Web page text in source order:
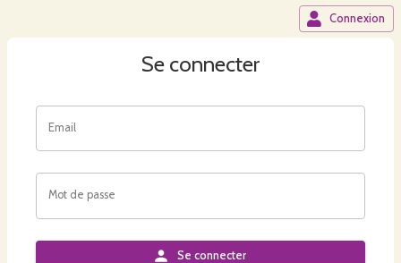
Connexion
Se connecter
Email
Mot de passe
Se connecter